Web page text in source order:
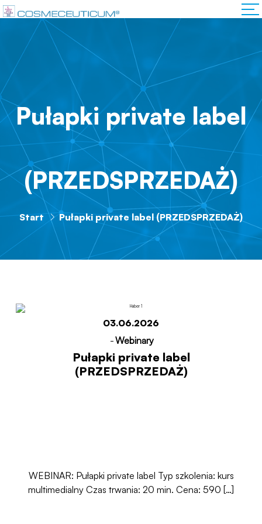
Pułapki private label
(PRZEDSPRZEDAŻ)
Start Pułapki private label (PRZEDSPRZEDAŻ)
03.06.2026
-Webinary
Pułapki private label
(PRZEDSPRZEDAŻ)
WEBINAR: Pułapki private label Typ szkolenia: kurs
multimedialny Czas trwania: 20 min. Cena: 590 […]